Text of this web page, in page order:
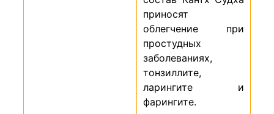
приносят
облегчение при
простудных
заболеваниях,
тонзиллите,
ларингите и
фарингите.